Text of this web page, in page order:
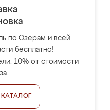
по Озерам и всей
бесплатно!
10% от стоимости